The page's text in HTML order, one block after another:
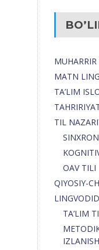
MATN
TA’LIM
TIL
OAV TILI
QIYOSIY-
TA’LIM